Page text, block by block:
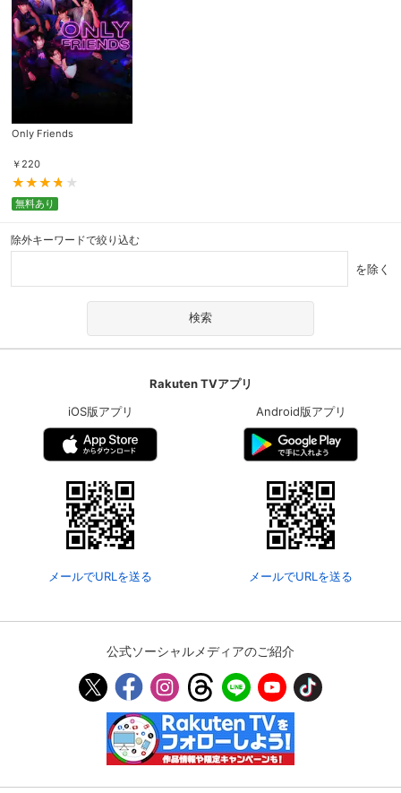
Only Friends
￥ 220
無料あり
除外キーワードで絞り込む
を除く
Rakuten TVアプリ
iOS版アプリ
メールでURLを送る
Android版アプリ
メールでURLを送る
公式ソーシャルメディアのご紹介